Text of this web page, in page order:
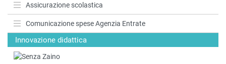
Assicurazione scolastica
Comunicazione spese Agenzia Entrate
Innovazione didattica